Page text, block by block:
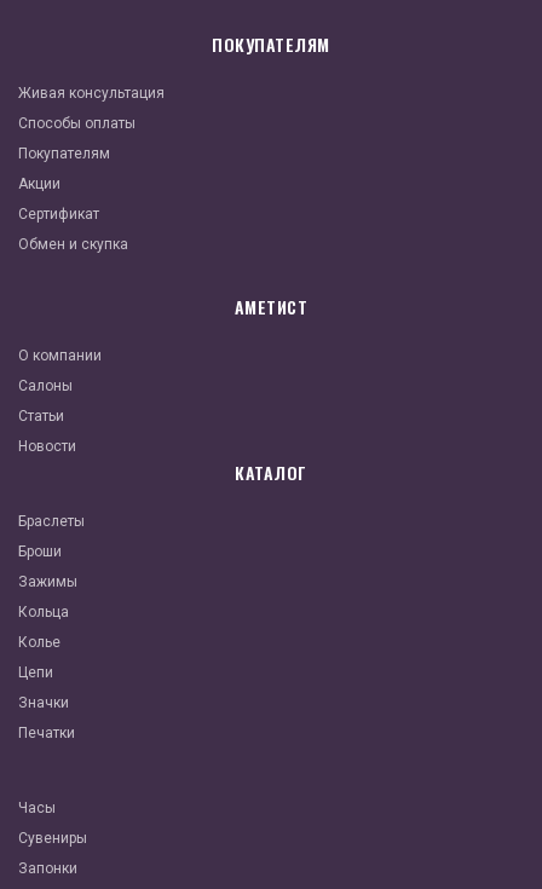
ПОКУПАТЕЛЯМ
Живая консультация
Способы оплаты
Покупателям
Акции
Сертификат
Обмен и скупка
АМЕТИСТ
О компании
Салоны
Статьи
Новости
КАТАЛОГ
Браслеты
Броши
Зажимы
Кольца
Колье
Цепи
Значки
Печатки
Часы
Сувениры
Запонки